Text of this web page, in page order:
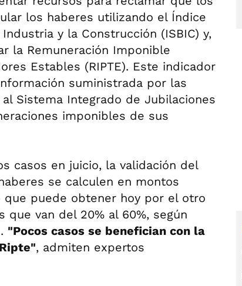
los haberes utilizando el Índice
y la Construcción (ISBIC) y,
la Remuneración Imponible
Estables (RIPTE). Este indicador
suministrada por las
Sistema Integrado de Jubilaciones
imponibles de sus
casos en juicio, la validación del
se calculen en montos
puede obtener hoy por el otro
que van del 20% al 60%, según
"Pocos casos se benefician con la
, admiten expertos